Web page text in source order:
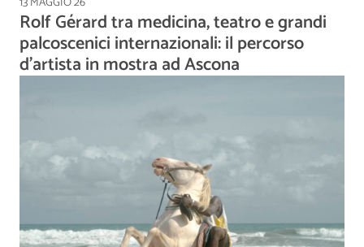
Rolf Gérard tra medicina, teatro e grandi
palcoscenici internazionali: il percorso
d'artista in mostra ad Ascona